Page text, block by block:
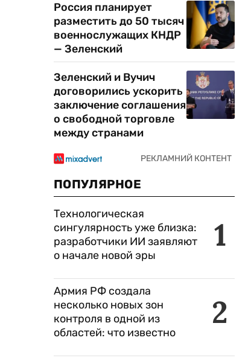
Россия планирует
разместить до 50 тысяч
военнослужащих КНДР
— Зеленский
Зеленский и Вучич
договорились ускорить
заключение соглашения
о свободной торговле
между странами
ПОПУЛЯРНОЕ
1
Технологическая
сингулярность уже близка:
разработчики ИИ заявляют
о начале новой эры
2
Армия РФ создала
несколько новых зон
контроля в одной из
областей: что известно